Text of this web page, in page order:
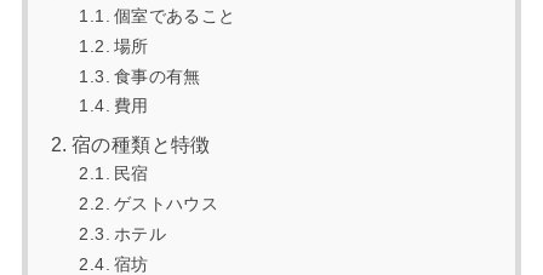
個室であること
場所
食事の有無
費用
宿の種類と特徴
民宿
ゲストハウス
ホテル
宿坊